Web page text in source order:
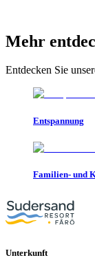
Mehr
Entdecken Sie
Entspannung
Familien- und
Unterkunft